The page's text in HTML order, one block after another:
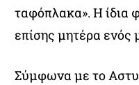
ταφόπλακα». Η ίδια
επίσης μητέρα ενός
Σύμφωνα με το